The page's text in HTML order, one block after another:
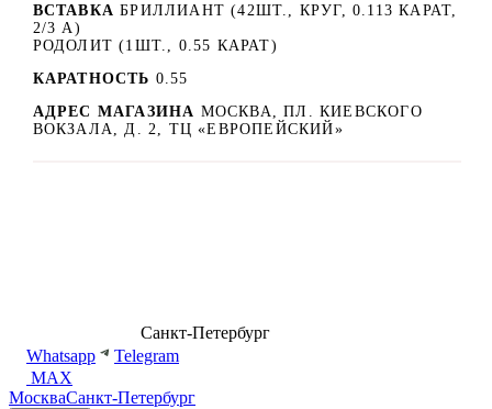
ВСТАВКА БРИЛЛИАНТ (42ШТ., КРУГ, 0.113 КАРАТ,
2/3 А)
РОДОЛИТ (1ШТ., 0.55 КАРАТ)
КАРАТНОСТЬ 0.55
АДРЕС МАГАЗИНА МОСКВА, ПЛ. КИЕВСКОГО
ВОКЗАЛА, Д. 2, ТЦ «ЕВРОПЕЙСКИЙ»
Санкт-Петербург
Whatsapp
Telegram
MAX
МоскваСанкт-Петербург